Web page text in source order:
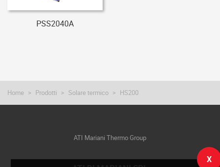
X
PSS2040A
Home Prodotti Solare termico HS200
ATI Mariani Thermo Group